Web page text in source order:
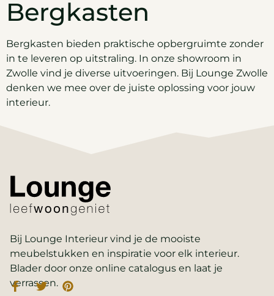
Bergkasten
Bergkasten bieden praktische opbergruimte zonder
in te leveren op uitstraling. In onze showroom in
Zwolle vind je diverse uitvoeringen. Bij Lounge Zwolle
denken we mee over de juiste oplossing voor jouw
interieur.
Bij Lounge Interieur vind je de mooiste
meubelstukken en inspiratie voor elk interieur.
Blader door onze online catalogus en laat je
verrassen.